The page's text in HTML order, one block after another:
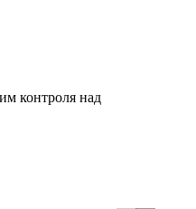
контроля над